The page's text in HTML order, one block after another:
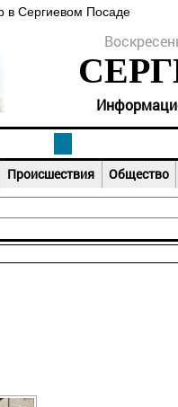
в Сергиевом Посаде
Происшествия Общество